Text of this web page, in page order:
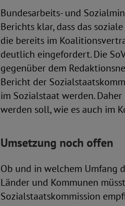
Bundesarbeits- und
Berichts klar, dass das
die bereits im
deutlich eingefordert. Die
gegenüber dem
Bericht der
im Sozialstaat werden.
werden soll, wie es auch im
Umsetzung noch offen
Ob und in welchem Umfang
Länder und Kommunen
Sozialstaatskommission